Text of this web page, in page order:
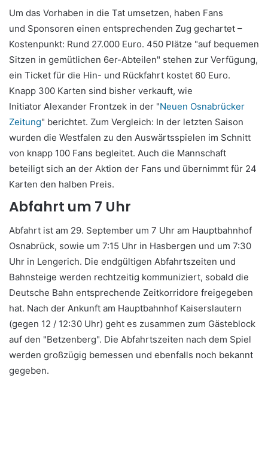
Um das Vorhaben in die Tat umsetzen, haben Fans
und Sponsoren einen entsprechenden Zug gechartet –
Kostenpunkt: Rund 27.000 Euro. 450 Plätze "auf bequemen
Sitzen in gemütlichen 6er-Abteilen" stehen zur Verfügung,
ein Ticket für die Hin- und Rückfahrt kostet 60 Euro.
Knapp 300 Karten sind bisher verkauft, wie
Initiator Alexander Frontzek in der "Neuen Osnabrücker
Zeitung" berichtet. Zum Vergleich: In der letzten Saison
wurden die Westfalen zu den Auswärtsspielen im Schnitt
von knapp 100 Fans begleitet. Auch die Mannschaft
beteiligt sich an der Aktion der Fans und übernimmt für 24
Karten den halben Preis.
Abfahrt um 7 Uhr
Abfahrt ist am 29. September um 7 Uhr am Hauptbahnhof
Osnabrück, sowie um 7:15 Uhr in Hasbergen und um 7:30
Uhr in Lengerich. Die endgültigen Abfahrtszeiten und
Bahnsteige werden rechtzeitig kommuniziert, sobald die
Deutsche Bahn entsprechende Zeitkorridore freigegeben
hat. Nach der Ankunft am Hauptbahnhof Kaiserslautern
(gegen 12 / 12:30 Uhr) geht es zusammen zum Gästeblock
auf den "Betzenberg". Die Abfahrtszeiten nach dem Spiel
werden großzügig bemessen und ebenfalls noch bekannt
gegeben.